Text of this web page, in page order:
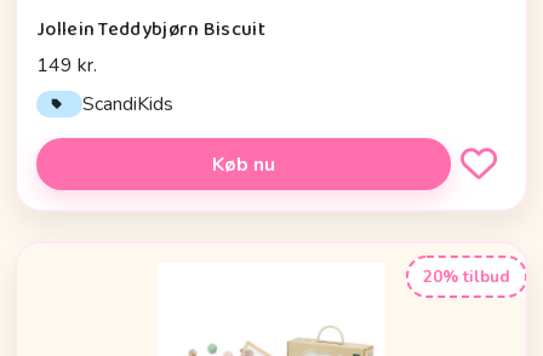
Jollein Teddybjørn Biscuit
149 kr.
ScandiKids
Køb nu
20% tilbud